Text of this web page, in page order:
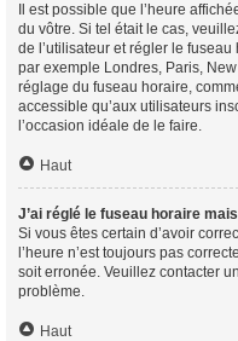
Il est possible que l’heure
du vôtre. Si tel était le cas,
de l’utilisateur et régler le
par exemple Londres, Paris,
réglage du fuseau horaire,
accessible qu’aux utilisateurs
l’occasion idéale de le faire.
Haut
J’ai réglé le fuseau horaire
Si vous êtes certain d’avoir
l’heure n’est toujours pas
soit erronée. Veuillez contacter
problème.
Haut